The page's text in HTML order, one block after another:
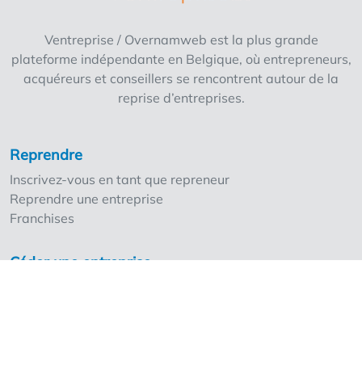
#slimondernemen #Assebroek #Brugge
Ventreprise / Overnamweb est la plus grande
plateforme indépendante en Belgique, où entrepreneurs,
acquéreurs et conseillers se rencontrent autour de la
reprise d’entreprises.
Reprendre
Inscrivez-vous en tant que repreneur
Reprendre une entreprise
Franchises
Céder une entreprise